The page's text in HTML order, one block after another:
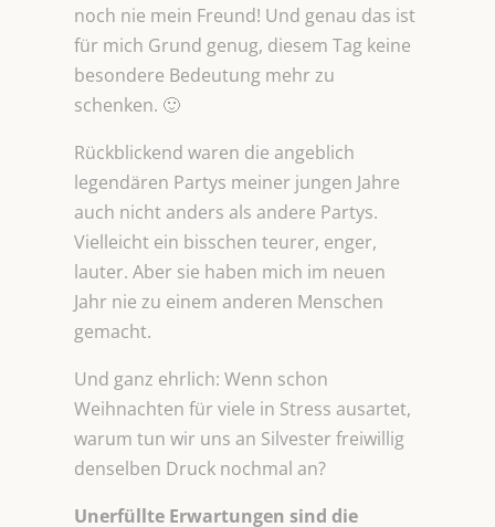
noch nie mein Freund! Und genau das ist
für mich Grund genug, diesem Tag keine
besondere Bedeutung mehr zu
schenken. 🙂
Rückblickend waren die angeblich
legendären Partys meiner jungen Jahre
auch nicht anders als andere Partys.
Vielleicht ein bisschen teurer, enger,
lauter. Aber sie haben mich im neuen
Jahr nie zu einem anderen Menschen
gemacht.
Und ganz ehrlich: Wenn schon
Weihnachten für viele in Stress ausartet,
warum tun wir uns an Silvester freiwillig
denselben Druck nochmal an?
Unerfüllte Erwartungen sind die